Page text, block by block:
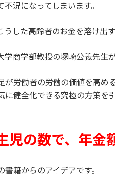
況になってしまいます。
うした高齢者のお金を溶け出
学商学部教授の塚崎公義先生
が労働者の労働の価値を高
に健全化できる究極の方策を
児の数で、年金
書籍からのアイデアです。